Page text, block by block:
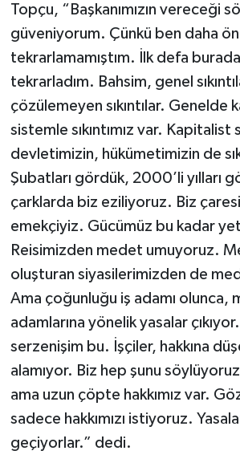
Topçu, “Başkanımızın vereceği
güveniyorum. Çünkü ben daha
tekrarlamamıştım. İlk defa
tekrarladım. Bahsim, genel
çözülemeyen sıkıntılar. Genelde
sistemle sıkıntımız var. Kapitalist
devletimizin, hükümetimizin de
Şubatları gördük, 2000’li yılları
çarklarda biz eziliyoruz. Biz
emekçiyiz. Gücümüz bu kadar
Reisimizden medet umuyoruz.
oluşturan siyasilerimizden de
Ama çoğunluğu iş adamı olunca,
adamlarına yönelik yasalar
serzenişim bu. İşçiler, hakkına
alamıyor. Biz hep şunu
ama uzun çöpte hakkımız var.
sadece hakkımızı istiyoruz.
geçiyorlar.” dedi.